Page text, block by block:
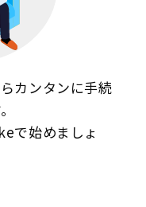
カンタンに手続
で始めましょ